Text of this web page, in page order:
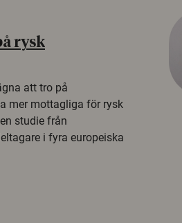
rysk
att tro på
mer mottagliga för rysk
studie från
i fyra europeiska